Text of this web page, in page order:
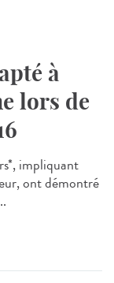
à
lors de
impliquant
ont démontré